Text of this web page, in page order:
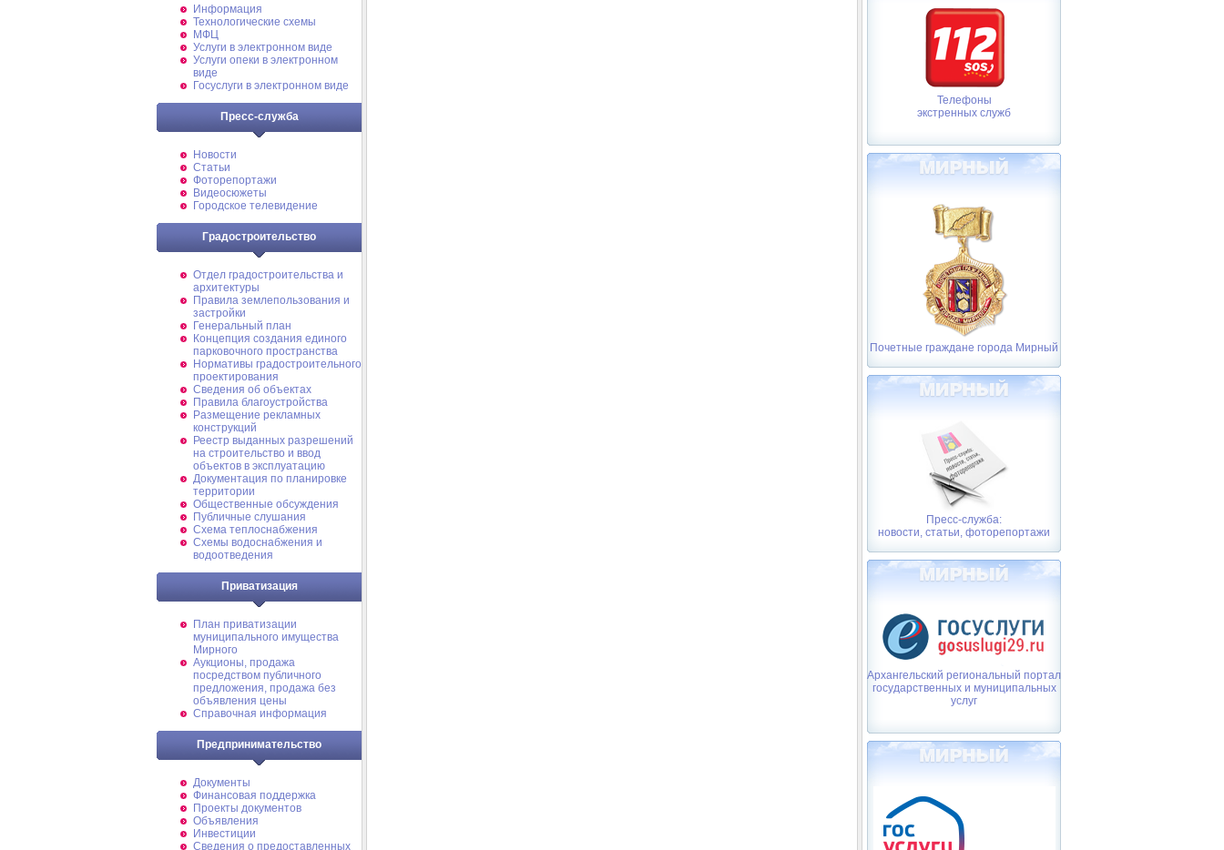
Информация
Технологические схемы
МФЦ
Услуги в электронном виде
Услуги опеки в электронном
виде
Госуслуги в электронном виде
Пресс-служба
Новости
Статьи
Фоторепортажи
Видеосюжеты
Городское телевидение
Градостроительство
Отдел градостроительства и
архитектуры
Правила землепользования и
застройки
Генеральный план
Концепция создания единого
парковочного пространства
Нормативы градостроительного
проектирования
Сведения об объектах
Правила благоустройства
Размещение рекламных
конструкций
Реестр выданных разрешений
на строительство и ввод
объектов в эксплуатацию
Документация по планировке
территории
Общественные обсуждения
Публичные слушания
Схема теплоснабжения
Схемы водоснабжения и
водоотведения
Приватизация
План приватизации
муниципального имущества
Мирного
Аукционы, продажа
посредством публичного
предложения, продажа без
объявления цены
Справочная информация
Предпринимательство
Документы
Финансовая поддержка
Проекты документов
Объявления
Инвестиции
Сведения о предоставленных
Телефоны
экстренных служб
Почетные граждане города Мирный
Пресс-служба:
новости, статьи, фоторепортажи
Архангельский региональный портал
государственных и муниципальных
услуг